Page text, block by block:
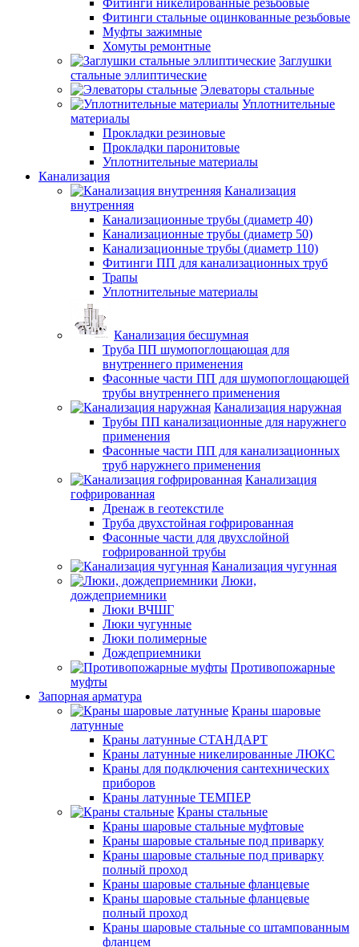
Фитинги стальные оцинкованные резьбовые
Муфты зажимные
Хомуты ремонтные
Заглушки
стальные эллиптические
Элеваторы стальные
Уплотнительные
материалы
Прокладки резиновые
Прокладки паронитовые
Уплотнительные материалы
Канализация
Канализация
внутренняя
Канализационные трубы (диаметр 40)
Канализационные трубы (диаметр 50)
Канализационные трубы (диаметр 110)
Фитинги ПП для канализационных труб
Трапы
Уплотнительные материалы
Канализация бесшумная
Труба ПП шумопоглощающая для
внутреннего применения
Фасонные части ПП для шумопоглощающей
трубы внутреннего применения
Канализация наружная
Трубы ПП канализационные для наружнего
применения
Фасонные части ПП для канализационных
труб наружнего применения
Канализация
гофрированная
Дренаж в геотекстиле
Труба двухстойная гофрированная
Фасонные части для двухслойной
гофрированной трубы
Канализация чугунная
Люки,
дождеприемники
Люки ВЧШГ
Люки чугунные
Люки полимерные
Дождеприемники
Противопожарные
муфты
Запорная арматура
Краны шаровые
латунные
Краны латунные СТАНДАРТ
Краны латунные никелированные ЛЮКС
Краны для подключения сантехнических
приборов
Краны латунные ТЕМПЕР
Краны стальные
Краны шаровые стальные муфтовые
Краны шаровые стальные под приварку
Краны шаровые стальные под приварку
полный проход
Краны шаровые стальные фланцевые
Краны шаровые стальные фланцевые
полный проход
Краны шаровые стальные со штампованным
фланцем